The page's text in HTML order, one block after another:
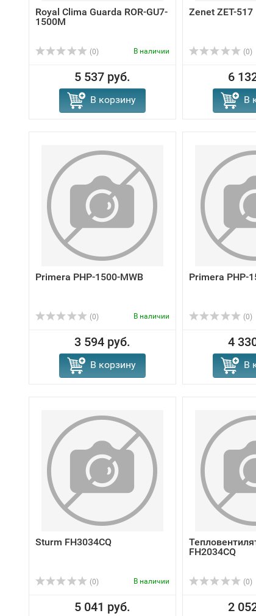
Royal Clima Guarda ROR-GU7-
1500M
(0) В наличии
5 537 руб.
В корзину
Zenet ZET-517
(0)
6
В
Primera PHP-1500-MWB
(0) В наличии
3 594 руб.
В корзину
Primera PHP-
(0)
4
В
Sturm FH3034CQ
(0) В наличии
5 041 руб.
FH2034CQ
(0)
2